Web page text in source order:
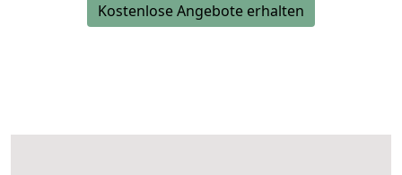
Kostenlose Angebote erhalten